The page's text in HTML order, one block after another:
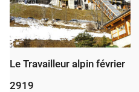
Le Travailleur alpin février
2919